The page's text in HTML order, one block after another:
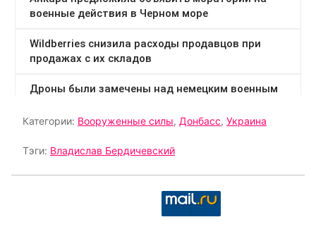
Категории: Вооруженные силы, Донбасс, Украина
Тэги: Владислав Бердичевский